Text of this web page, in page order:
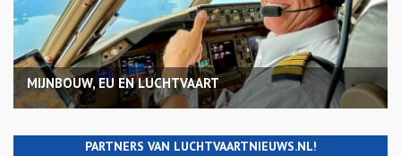
MIJNBOUW, EU EN LUCHTVAART
PARTNERS VAN LUCHTVAARTNIEUWS.NL!